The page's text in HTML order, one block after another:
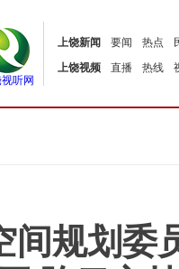
听网
上饶新闻 要闻 热点
上饶视频
直播 热线
间规划委